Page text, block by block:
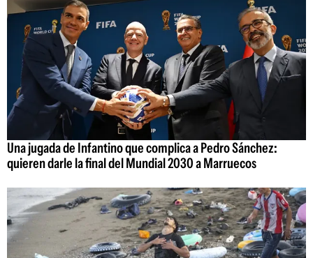
Una jugada de Infantino que complica a Pedro Sánchez:
quieren darle la final del Mundial 2030 a Marruecos